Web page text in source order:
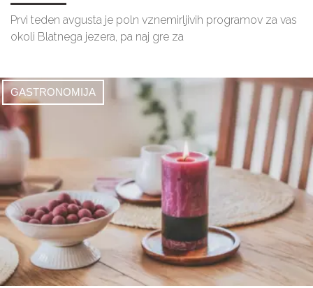
Prvi teden avgusta je poln vznemirljivih programov za vas
okoli Blatnega jezera, pa naj gre za
GASTRONOMIJA